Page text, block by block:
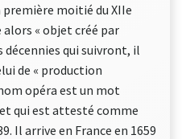
moitié du XIIe
« objet créé par
décennies qui suivront, il
de « production
opéra est un mot
qui est attesté comme
Il arrive en France en 1659